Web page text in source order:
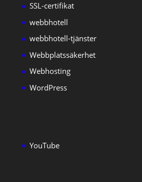
SSL-certifikat
webbhotell
webbhotell-tjänster
Webbplatssäkerhet
Webhosting
WordPress
YouTube